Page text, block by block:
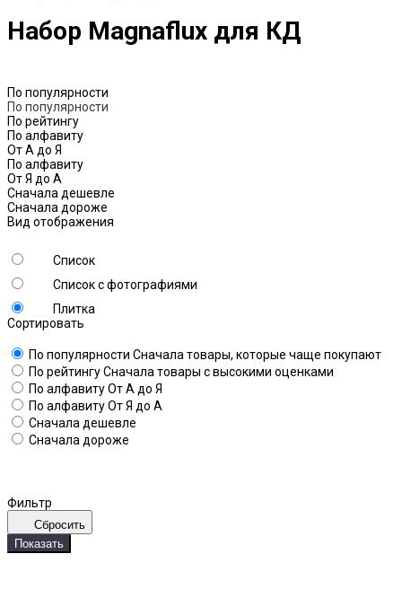
Набор Magnaflux для КД
По популярности
По популярности
По рейтингу
По алфавиту
От А до Я
По алфавиту
От Я до А
Сначала дешевле
Сначала дороже
Вид отображения
Список
Список с фотографиями
Плитка
Сортировать
По популярности Сначала товары, которые чаще покупают
По рейтингуСначала товары с высокими оценками
По алфавитуОт А до Я
По алфавитуОт Я до А
Сначала дешевле
Сначала дороже
Фильтр
Сбросить
Показать